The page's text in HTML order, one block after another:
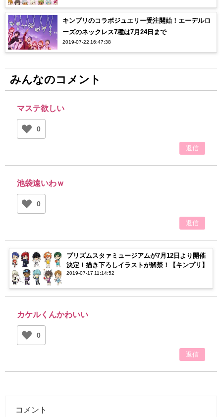
キンプリのコラボジュエリー受注開始！エーデルロ
ーズのネックレス7種は7月24日まで
2019-07-22 16:47:38
みんなのコメント
マステ欲しい
0
返信
池袋遠いわｗ
0
返信
プリズムスタァミュージアムが7月12日より開催
決定！描き下ろしイラストが解禁！【キンプリ】
2019-07-17 11:14:52
カケルくんかわいい
0
返信
コメント